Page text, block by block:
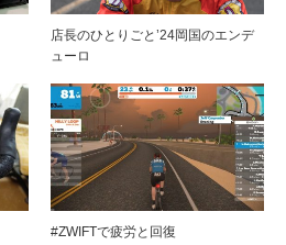
店長のひとりごと’24岡国のエンデ
ューロ
#ZWIFTで疲労と回復